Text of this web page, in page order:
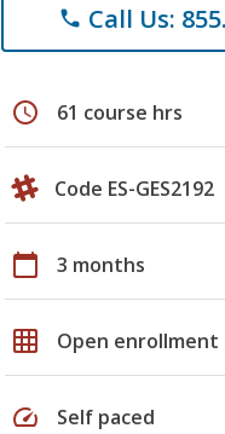
phone Call Us:
schedule 61 course hrs
Code ES-GES2192
calendar_today 3 months
grid_on Open enrollment
speed Self paced